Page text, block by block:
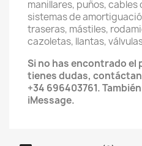
manillares, puños,
sistemas de
traseras, mástiles,
cazoletas, llantas,
Si no has encontrado
tienes dudas,
+34 696403761.
iMessage.